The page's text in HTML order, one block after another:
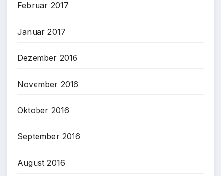
Februar 2017
Januar 2017
Dezember 2016
November 2016
Oktober 2016
September 2016
August 2016